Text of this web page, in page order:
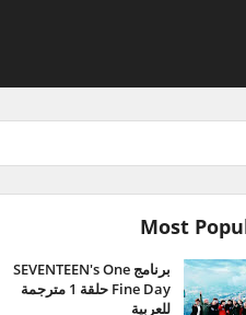
Most
برنامج SEVENTEEN's One
Fine Day حلقة 1 مترجمة
للعربية